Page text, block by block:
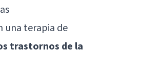
una terapia de
trastornos de la